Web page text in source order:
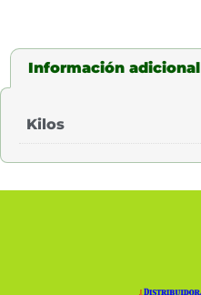
Información adicional
Kilos